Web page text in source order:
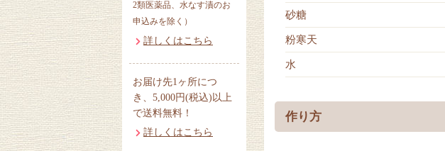
砂糖
粉寒天
水
作り方
2類医薬品、水なす漬のお
申込みを除く）
詳しくはこちら
お届け先1ヶ所につ
き、5,000円(税込)以上
で送料無料！
詳しくはこちら